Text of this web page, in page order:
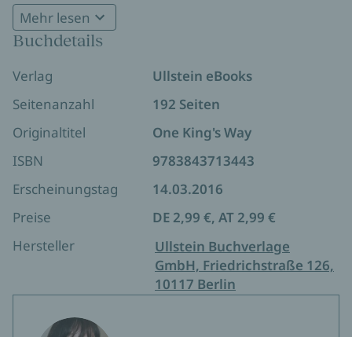
schöne Fremde das erste Mal in der Bar sieht, ist er
sofort von ihr fasziniert. Und bald schon merkt er,
dass Rain Alexander nicht nur eine weitere
Nummer auf seiner langen Liste von One-Night-
Stands sein kann. Dazu ist sie zu stolz, zu besonders
und viel zu sexy. Diese Frau will er nie mehr gehen
lassen. Er ist bereit sich grundlegend zu ändern.
Wenn Rain nur nicht so stur wäre …
Mehr lesen
Buchdetails
Verlag
Ullstein eBooks
Seitenanzahl
192 Seiten
Originaltitel
One King's Way
ISBN
9783843713443
Erscheinungstag
14.03.2016
Preise
DE 2,99 €, AT 2,99 €
Hersteller
Ullstein Buchverlage
GmbH, Friedrichstraße 126,
10117 Berlin